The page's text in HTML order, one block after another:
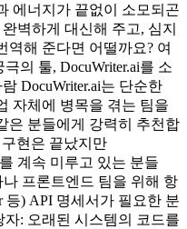
에너지가 끝없이 소모되곤
벽하게 대신해 주고, 심지
역해 준다면 어떨까요? 여
의 툴, DocuWriter.ai를 소
DocuWriter.ai는 단순한
자체에 병목을 겪는 팀을
은 분들에게 강력히 추천합
현은 끝났지만
계속 미루고 있는 분들
프론트엔드 팀을 위해 항
등) API 명세서가 필요한 분
: 오래된 시스템의 코드를